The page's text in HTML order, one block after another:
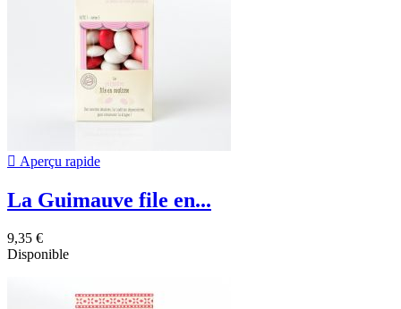
 Aperçu rapide
La Guimauve file en...
9,35 €
Disponible